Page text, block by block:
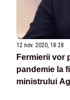
12 nov. 2020, 18:28
Fermierii vor
pandemie la
ministrului